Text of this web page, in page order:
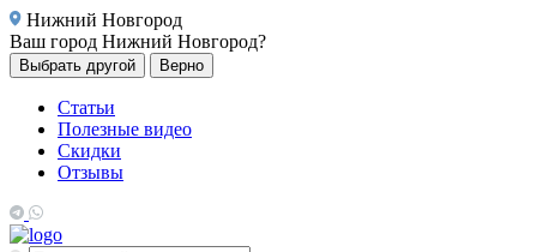
Нижний Новгород
Ваш город Нижний Новгород?
Выбрать другой Верно
Статьи
Полезные видео
Скидки
Отзывы